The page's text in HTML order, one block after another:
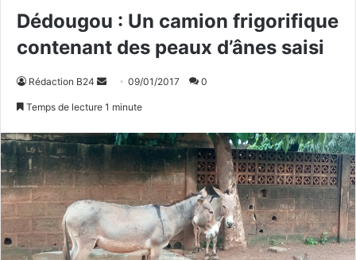
Dédougou : Un camion frigorifique
contenant des peaux d’ânes saisi
Rédaction B24
o
e
u
n
c
09/01/2017 0
Temps de lecture 1 minute